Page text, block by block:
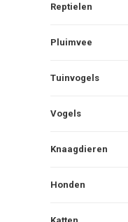
Reptielen
Pluimvee
Tuinvogels
Vogels
Knaagdieren
Honden